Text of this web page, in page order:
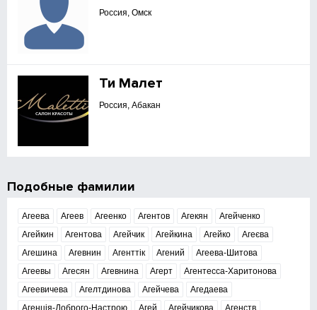
Россия, Омск
Ти Малет
Россия, Абакан
Подобные фамилии
Агеева Агеев Агеенко Агентов Агекян
Агейченко
Агейкин
Агентова Агейчик Агейкина Агейко
Агеєва
Агешина
Агевнин Агенттік Агений
Агеева-Шитова
Агеевы
Агесян Агевнина Агерт
Агентесса-Харитонова
Агеевичева
Агелтдинова Агейчева
Агедаева
Агенція-Доброго-Настрою
Агей Агейчикова Агенств